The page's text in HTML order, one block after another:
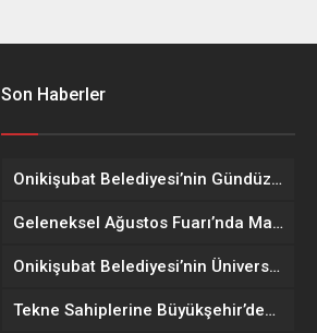
Son Haberler
Onikişubat Belediyesi’nin Gündüz Bakımevi’nde yeni dönemin ön kayıtları başladı
Geleneksel Ağustos Fuarı’nda Madrigal Coşkusu
Onikişubat Belediyesi’nin Üniversite Hazırlık Kursu başvurularında son gün 7 Ağustos
Tekne Sahiplerine Büyükşehir’den Kritik Uyarı; Belgelerinizi Kontrol Edin!